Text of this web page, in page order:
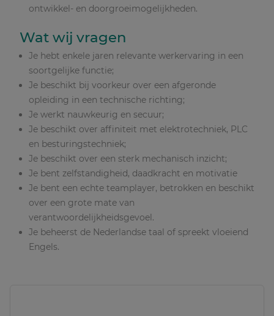
ontwikkel- en doorgroeimogelijkheden.
Wat wij vragen
Je hebt enkele jaren relevante werkervaring in een
soortgelijke functie;
Je beschikt bij voorkeur over een afgeronde
opleiding in een technische richting;
Je werkt nauwkeurig en secuur;
Je beschikt over affiniteit met elektrotechniek, PLC
en besturingstechniek;
Je beschikt over een sterk mechanisch inzicht;
Je bent zelfstandigheid, daadkracht en motivatie
Je bent een echte teamplayer, betrokken en beschikt
over een grote mate van
verantwoordelijkheidsgevoel.
Je beheerst de Nederlandse taal of spreekt vloeiend
Engels.